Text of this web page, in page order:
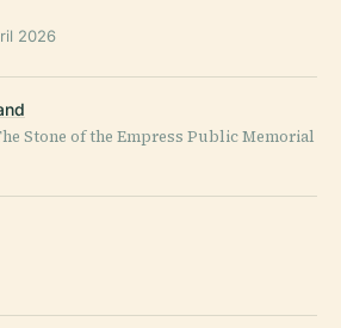
2026
Stone of the Empress Public Memorial